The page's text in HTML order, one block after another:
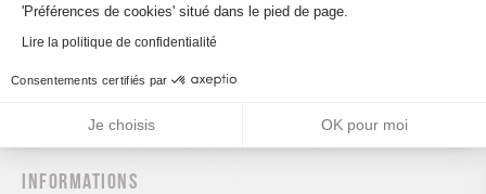
En 2005, la voie est fermée pour l’adapter à la
circulation des TGV. En août 2010, le TGV à traction
façon inédite les paysages vallonnés de la voie des
Informations
'Préférences de cookies' situé dans le pied de page.
Lire la politique de confidentialité
Consentements certifiés par
Je choisis OK pour moi